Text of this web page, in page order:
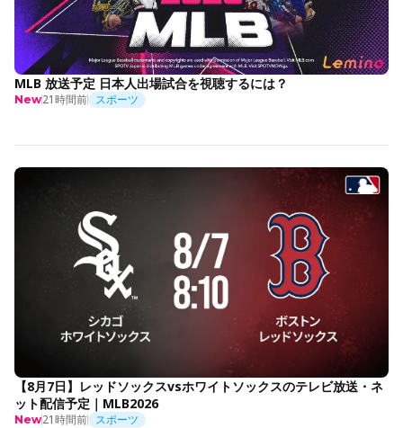
MLB 放送予定 日本人出場試合を視聴するには？
New21時間前 スポーツ
【8月7日】レッドソックスvsホワイトソックスのテレビ放送・ネ
ット配信予定｜MLB2026
New21時間前 スポーツ